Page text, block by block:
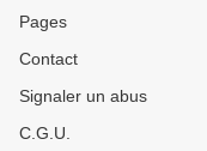
Pages
Contact
Signaler un abus
C.G.U.